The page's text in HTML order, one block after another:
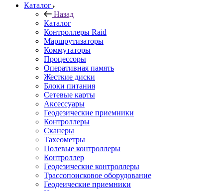
Каталог
Назад
Каталог
Контроллеры Raid
Маршрутизаторы
Коммутаторы
Процессоры
Оперативная память
Жесткие диски
Блоки питания
Сетевые карты
Аксессуары
Геодезические приемники
Контроллеры
Сканеры
Тахеометры
Полевые контроллеры
Контроллер
Геодезические контроллеры
Трассопоисковое оборудование
Геодеические приемники